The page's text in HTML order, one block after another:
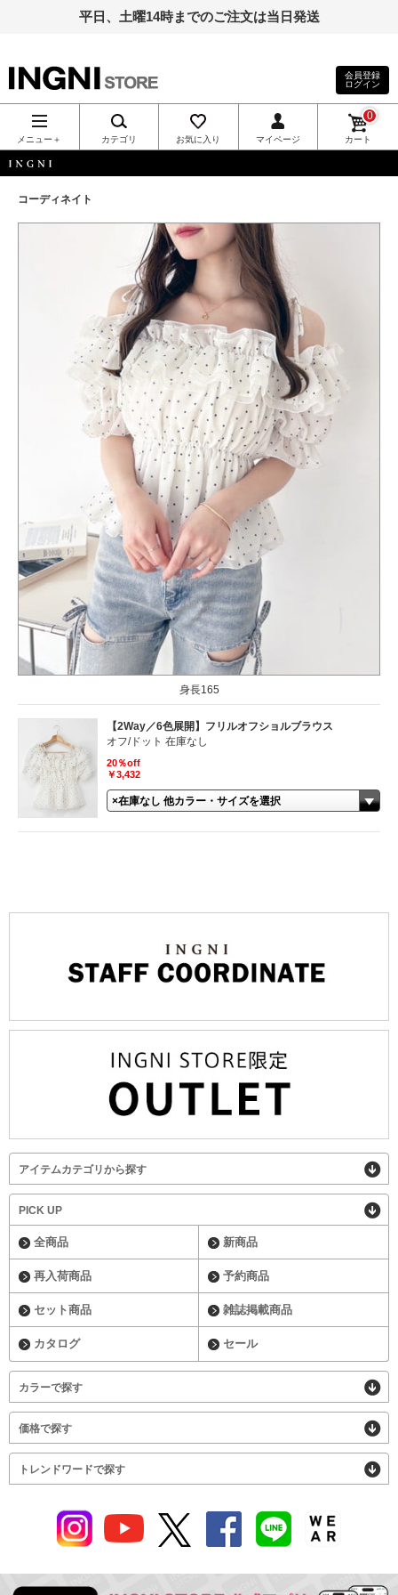
平日、土曜14時までのご注文は当日発送
INGNI（イン
グ）公式通
販｜INGNI
STORE
会員登録
ログイン
メニュー＋ カテゴリ お気に入り マイページ カート
0
コーディネイト
身長165
【2Way／6色展開】フリルオフショルブラウス
オフ/ドット 在庫なし
20％off
￥3,432
アイテムカテゴリから探す
PICK UP
全商品 新商品
再入荷商品 予約商品
セット商品 雑誌掲載商品
カタログ セール
カラーで探す
価格で探す
トレンドワードで探す